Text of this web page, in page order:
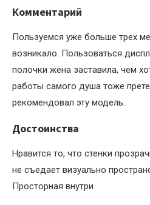
Комментарий
Пользуемся уже больше трех
возникало. Пользоваться
полочки жена заставила, чем
работы самого душа тоже
рекомендовал эту модель.
Достоинства
Нравится то, что стенки
не съедает визуально
Просторная внутри